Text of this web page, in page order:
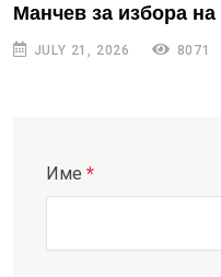
Манчев за избора на
JULY 21, 2026 8071
Име *